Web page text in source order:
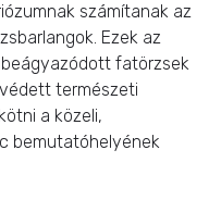
számítanak az
Ezek az
fatörzsek
természeti
a közeli,
bemutatóhelyének